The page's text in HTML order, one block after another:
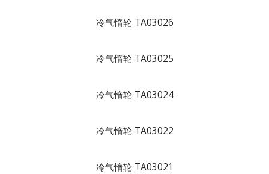
冷气惰轮 TA03026
冷气惰轮 TA03025
冷气惰轮 TA03024
冷气惰轮 TA03022
冷气惰轮 TA03021